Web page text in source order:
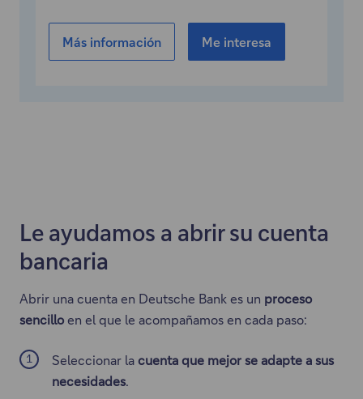
Más información Me interesa
"
e
a
e
e
u
Le ayudamos a abrir su cuenta
bancaria
Abrir una cuenta en Deutsche Bank es un proceso
sencilloen el que le acompañamos en cada paso:
Seleccionar lacuenta que mejor se adapte a sus
necesidades.